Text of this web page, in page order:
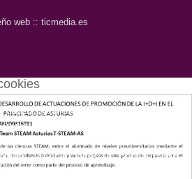
web :: ticmedia.es
utiliza cookies propias y de terceros
nuestros servicios y optimizar su
Aceptar todas o configurarlas
Personalizar cookies.